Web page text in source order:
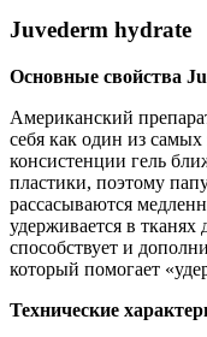
Juvederm hydrate
Основные свойства
Американский
себя как один из
консистенции гель
пластики, поэтому
рассасываются
удерживается в
способствует и
который помогает
Технические